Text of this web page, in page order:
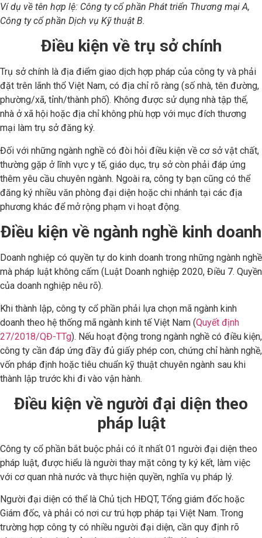
Ví dụ về tên hợp lệ: Công ty cổ phần Phát triển Thương mại A,
Công ty cổ phần Dịch vụ Kỹ thuật B.
Điều kiện về trụ sở chính
Trụ sở chính là địa điểm giao dịch hợp pháp của công ty và phải
đặt trên lãnh thổ Việt Nam, có địa chỉ rõ ràng (số nhà, tên đường,
phường/xã, tỉnh/thành phố). Không được sử dụng nhà tập thể,
nhà ở xã hội hoặc địa chỉ không phù hợp với mục đích thương
mại làm trụ sở đăng ký.
Đối với những ngành nghề có đòi hỏi điều kiện về cơ sở vật chất,
thường gặp ở lĩnh vực y tế, giáo dục, trụ sở còn phải đáp ứng
thêm yêu cầu chuyên ngành. Ngoài ra, công ty bạn cũng có thể
đăng ký nhiều văn phòng đại diện hoặc chi nhánh tại các địa
phương khác để mở rộng phạm vi hoạt động.
Điều kiện về ngành nghề kinh doanh
Doanh nghiệp có quyền tự do kinh doanh trong những ngành nghề
mà pháp luật không cấm (Luật Doanh nghiệp 2020, Điều 7. Quyền
của doanh nghiệp nêu rõ).
Khi thành lập, công ty cổ phần phải lựa chọn mã ngành kinh
doanh theo hệ thống mã ngành kinh tế Việt Nam (Quyết định
27/2018/QĐ-TTg). Nếu hoạt động trong ngành nghề có điều kiện,
công ty cần đáp ứng đầy đủ giấy phép con, chứng chỉ hành nghề,
vốn pháp định hoặc tiêu chuẩn kỹ thuật chuyên ngành sau khi
thành lập trước khi đi vào vận hành.
Điều kiện về người đại diện theo
pháp luật
Công ty cổ phần bắt buộc phải có ít nhất 01 người đại diện theo
pháp luật, được hiểu là người thay mặt công ty ký kết, làm việc
với cơ quan nhà nước và thực hiện quyền, nghĩa vụ pháp lý.
Người đại diện có thể là Chủ tịch HĐQT, Tổng giám đốc hoặc
Giám đốc, và phải có nơi cư trú hợp pháp tại Việt Nam. Trong
trường hợp công ty có nhiều người đại diện, cần quy định rõ